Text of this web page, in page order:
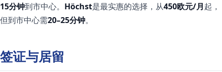
15分钟到市中心。 Höchst是最实惠的选择，从450欧元/月起，
但到市中心需20–25分钟。
签证与居留